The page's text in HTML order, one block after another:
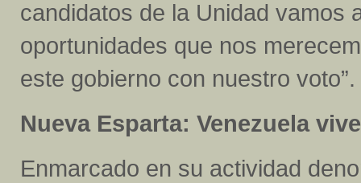
candidatos de la Unidad vamos
oportunidades que nos
este gobierno con nuestro voto”.
Nueva Esparta: Venezuela
Enmarcado en su actividad